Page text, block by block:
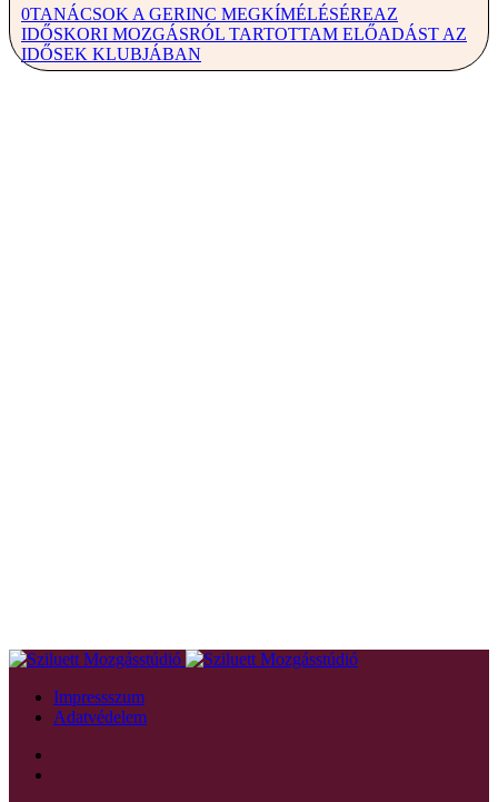
0TANÁCSOK A GERINC MEGKÍMÉLÉSÉREAZ
IDŐSKORI MOZGÁSRÓL TARTOTTAM ELŐADÁST AZ
IDŐSEK KLUBJÁBAN
Impressszum
Adatvédelem